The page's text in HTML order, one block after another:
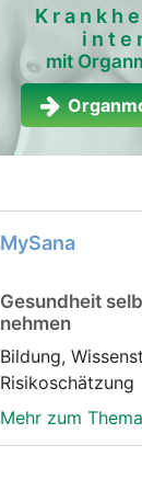
mit
MySana
Gesundheit
nehmen
Bildung,
Risikoschätzung
Mehr zum Thema